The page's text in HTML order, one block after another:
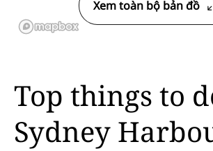
Xem toàn bộ bản đồ
Top things to
Sydney